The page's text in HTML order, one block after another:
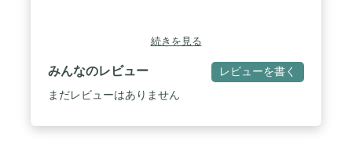
続きを見る
みんなのレビュー レビューを書く
まだレビューはありません